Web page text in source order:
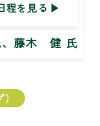
程を見る
藤木 健 氏